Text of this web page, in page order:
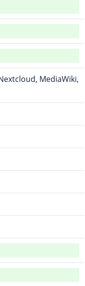
MediaWiki,